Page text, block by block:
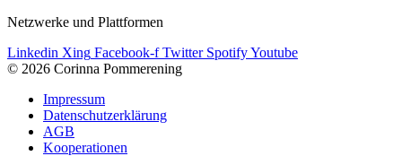
Netzwerke und Plattformen
Linkedin Xing Facebook-f Twitter SpotifyYoutube
© 2026 Corinna Pommerening
Impressum
Datenschutzerklärung
AGB
Kooperationen